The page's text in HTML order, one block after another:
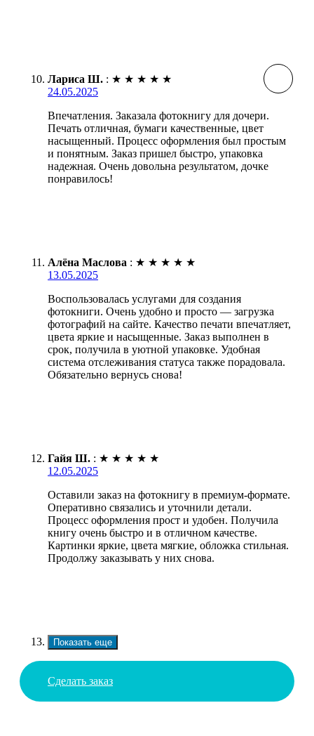
Лариса Ш. : ★ ★ ★ ★ ★
24.05.2025
Впечатления. Заказала фотокнигу для дочери.
Печать отличная, бумаги качественные, цвет
насыщенный. Процесс оформления был простым
и понятным. Заказ пришел быстро, упаковка
надежная. Очень довольна результатом, дочке
понравилось!
Алёна Маслова : ★ ★ ★ ★ ★
13.05.2025
Воспользовалась услугами для создания
фотокниги. Очень удобно и просто — загрузка
фотографий на сайте. Качество печати впечатляет,
цвета яркие и насыщенные. Заказ выполнен в
срок, получила в уютной упаковке. Удобная
система отслеживания статуса также порадовала.
Обязательно вернусь снова!
Гайя Ш. : ★ ★ ★ ★ ★
12.05.2025
Оставили заказ на фотокнигу в премиум-формате.
Оперативно связались и уточнили детали.
Процесс оформления прост и удобен. Получила
книгу очень быстро и в отличном качестве.
Картинки яркие, цвета мягкие, обложка стильная.
Продолжу заказывать у них снова.
Показать еще
Сделать заказ